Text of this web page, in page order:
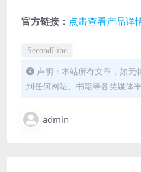
官方链接： 点击查看产品详
SecondLine
声明：本站所有文章，如无
到任何网站、书籍等各类媒体
admin